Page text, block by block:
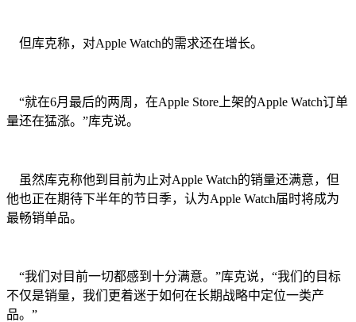
但库克称，对Apple Watch的需求还在增长。
“就在6月最后的两周，在Apple Store上架的Apple Watch订单
量还在猛涨。”库克说。
虽然库克称他到目前为止对Apple Watch的销量还满意，但
他也正在期待下半年的节日季，认为Apple Watch届时将成为
最畅销单品。
“我们对目前一切都感到十分满意。”库克说，“我们的目标
不仅是销量，我们更着迷于如何在长期战略中定位一类产
品。”